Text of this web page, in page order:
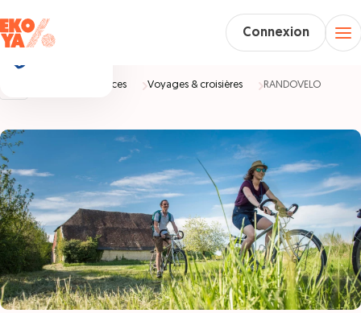
Connexion
Vacances Voyages & croisières RANDOVELO